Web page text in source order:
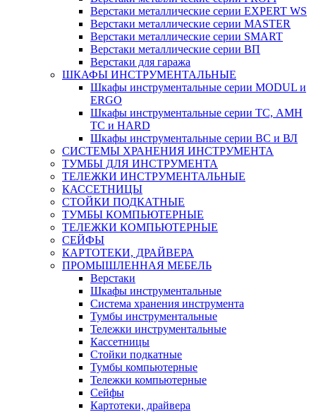
Верстаки металлические серии EXPERT WS
Верстаки металлические серии MASTER
Верстаки металлические серии SMART
Верстаки металлические серии ВП
Верстаки для гаража
ШКАФЫ ИНСТРУМЕНТАЛЬНЫЕ
Шкафы инструментальные серии MODUL и
ERGO
Шкафы инструментальные серии ТС, АМН
ТС и HARD
Шкафы инструментальные серии ВС и ВЛ
СИСТЕМЫ ХРАНЕНИЯ ИНСТРУМЕНТА
ТУМБЫ ДЛЯ ИНСТРУМЕНТА
ТЕЛЕЖКИ ИНСТРУМЕНТАЛЬНЫЕ
КАССЕТНИЦЫ
СТОЙКИ ПОДКАТНЫЕ
ТУМБЫ КОМПЬЮТЕРНЫЕ
ТЕЛЕЖКИ КОМПЬЮТЕРНЫЕ
СЕЙФЫ
КАРТОТЕКИ, ДРАЙВЕРА
ПРОМЫШЛЕННАЯ МЕБЕЛЬ
Верстаки
Шкафы инструментальные
Система хранения инструмента
Тумбы инструментальные
Тележки инструментальные
Кассетницы
Стойки подкатные
Тумбы компьютерные
Тележки компьютерные
Сейфы
Картотеки, драйвера